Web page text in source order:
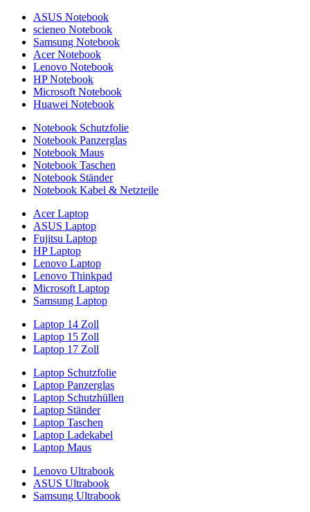
ASUS Notebook
scieneo Notebook
Samsung Notebook
Acer Notebook
Lenovo Notebook
HP Notebook
Microsoft Notebook
Huawei Notebook
Notebook Schutzfolie
Notebook Panzerglas
Notebook Maus
Notebook Taschen
Notebook Ständer
Notebook Kabel & Netzteile
Acer Laptop
ASUS Laptop
Fujitsu Laptop
HP Laptop
Lenovo Laptop
Lenovo Thinkpad
Microsoft Laptop
Samsung Laptop
Laptop 14 Zoll
Laptop 15 Zoll
Laptop 17 Zoll
Laptop Schutzfolie
Laptop Panzerglas
Laptop Schutzhüllen
Laptop Ständer
Laptop Taschen
Laptop Ladekabel
Laptop Maus
Lenovo Ultrabook
ASUS Ultrabook
Samsung Ultrabook